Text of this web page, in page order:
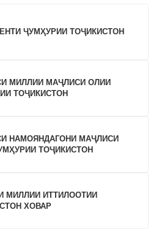
ҶУМҲУРИИ ТОҶИКИСТОН
МИЛЛИИ МАҶЛИСИ ОЛИИ
ТОҶИКИСТОН
НАМОЯНДАГОНИ МАҶЛИСИ
ТОҶИКИСТОН
МИЛЛИИ ИТТИЛООТИИ
ХОВАР